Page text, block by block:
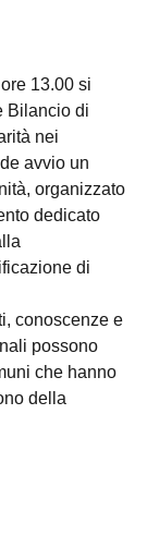
13.00 si
Bilancio di
nei
avvio un
organizzato
dedicato
di
conoscenze e
possono
che hanno
della